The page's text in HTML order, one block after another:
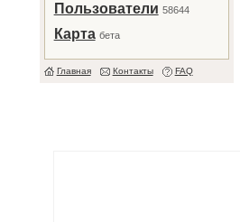
Пользователи 58644
Карта бета
Главная Контакты FAQ